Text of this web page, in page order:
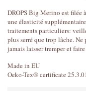
DROPS Big Merino est filée
une élasticité
traitements particuliers:
plus serré que trop lâche. Ne
jamais laisser tremper et
Made in EU
Oeko-Tex® certificate